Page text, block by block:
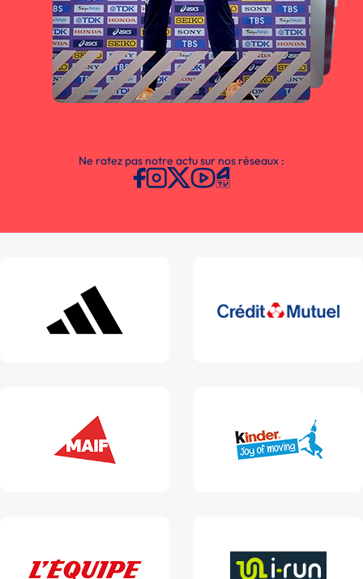
Ne ratez pas notre actu sur nos réseaux :